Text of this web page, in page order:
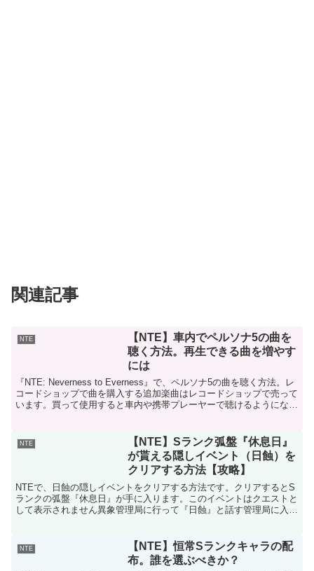
関連記事
NTE
【NTE】車内でペルソナ5の曲を
聴く方法。再生できる曲を増やす
には
『NTE: Neverness to Everness』で、ペルソナ5の曲を聴く方法。レ
コードショップで曲を購入する追加楽曲はレコードショップで売って
います。買って使用すると車内や携帯プレーヤーで聴けるようになり
NTE
【NTE】Sランク弧盤『休息日』
が貰える隠しイベント（日蝕）を
クリアする方法【攻略】
NTEで、日蝕の隠しイベントをクリアする方法です。クリアするとS
ランクの弧盤『休息日』が手に入ります。このイベントはクエストと
して表示されません異象管理局に行って『日蝕』と話す管理局に入っ
NTE
【NTE】恒常Sランクキャラの配
布。誰を選ぶべきか？